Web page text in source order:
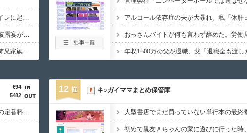
友達カルも一緒に彼氏宅でお泊り。するとトイレに起きたら、何やら3人の「ハァハァ」という声が。耳をすますと…友彼「皆で致すために（私）を襲っちゃうねｗｗｗ」
従妹の結婚式。教会から徒歩30分のホテルで披露宴が行われる予定だったが…式最中にゲリラ豪雨、慌てる招待客。すると新婦母から驚きの一言…「別料金かかるじゃない
まだ新婚で結婚式も挙げてないから夫は私の姉兄家族と明日が初対面。兄夫売の家で集まるんだけど、何故か兄夫売の子供(私の甥姪たち)に義母がプレゼントを買いまくっ
694
5482
リュウジ氏「ダルい料理トップ10に入る」夏の定番料理は冷やし中華 「あり得ないほどダルい」
12 キ○ガイママまとめ保管庫